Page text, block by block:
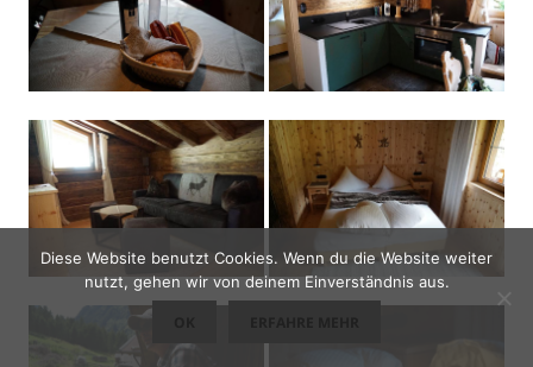
Diese Website benutzt Cookies. Wenn du die Website weiter
nutzt, gehen wir von deinem Einverständnis aus.